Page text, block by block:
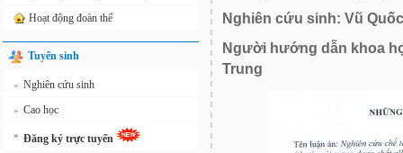
Hoạt động đoàn thể
Tuyển sinh
» Nghiên cứu sinh
» Cao học
» Đăng ký trực tuyến
Nghiên cứu sinh: Vũ
Người hướng dẫn khoa
Trung